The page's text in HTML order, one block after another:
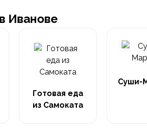
Иванове
Готовая еда
из Самоката
Суши-